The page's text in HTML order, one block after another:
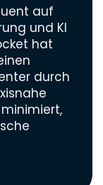
auf
und KI
hat
durch